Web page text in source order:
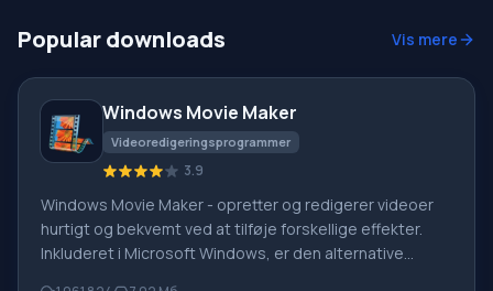
Popular downloads Vis mere
Windows Movie Maker
Videoredigeringsprogrammer
3.9
Windows Movie Maker - opretter og redigerer videoer
hurtigt og bekvemt ved at tilføje forskellige effekter.
Inkluderet i Microsoft Windows, er den alternative